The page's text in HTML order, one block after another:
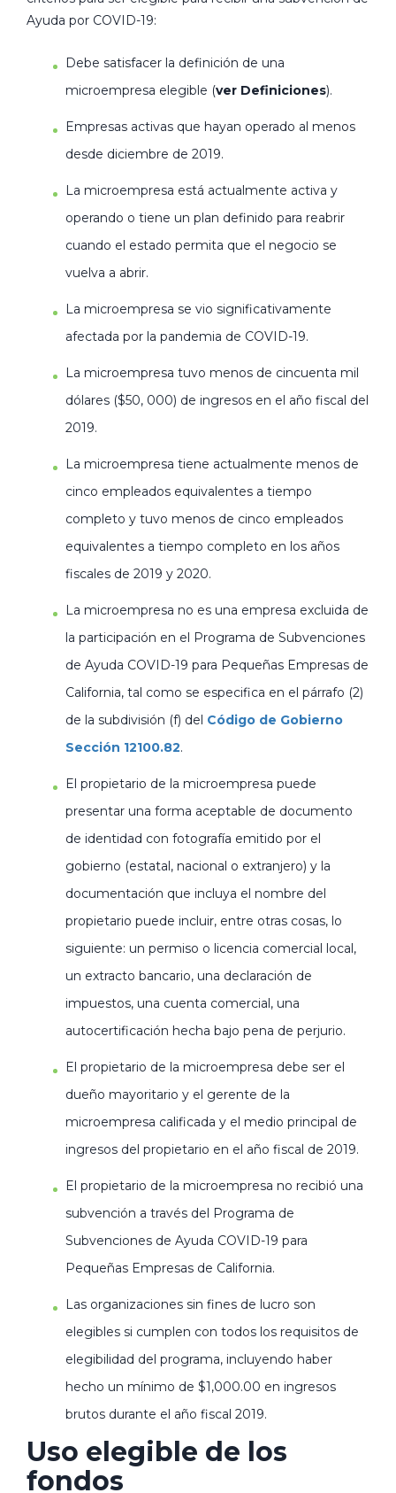
Ayuda por COVID-19:
Debe satisfacer la definición de una
microempresa elegible (ver Definiciones).
Empresas activas que hayan operado al menos
desde diciembre de 2019.
La microempresa está actualmente activa y
operando o tiene un plan definido para reabrir
cuando el estado permita que el negocio se
vuelva a abrir.
La microempresa se vio significativamente
afectada por la pandemia de COVID-19.
La microempresa tuvo menos de cincuenta mil
dólares ($50, 000) de ingresos en el año fiscal del
2019.
La microempresa tiene actualmente menos de
cinco empleados equivalentes a tiempo
completo y tuvo menos de cinco empleados
equivalentes a tiempo completo en los años
fiscales de 2019 y 2020.
La microempresa no es una empresa excluida de
la participación en el Programa de Subvenciones
de Ayuda COVID-19 para Pequeñas Empresas de
California, tal como se especifica en el párrafo (2)
de la subdivisión (f) del Código de Gobierno
Sección 12100.82.
El propietario de la microempresa puede
presentar una forma aceptable de documento
de identidad con fotografía emitido por el
gobierno (estatal, nacional o extranjero) y la
documentación que incluya el nombre del
propietario puede incluir, entre otras cosas, lo
siguiente: un permiso o licencia comercial local,
un extracto bancario, una declaración de
impuestos, una cuenta comercial, una
autocertificación hecha bajo pena de perjurio.
El propietario de la microempresa debe ser el
dueño mayoritario y el gerente de la
microempresa calificada y el medio principal de
ingresos del propietario en el año fiscal de 2019.
El propietario de la microempresa no recibió una
subvención a través del Programa de
Subvenciones de Ayuda COVID-19 para
Pequeñas Empresas de California.
Las organizaciones sin fines de lucro son
elegibles si cumplen con todos los requisitos de
elegibilidad del programa, incluyendo haber
hecho un mínimo de $1,000.00 en ingresos
brutos durante el año fiscal 2019.
Uso elegible de los
fondos